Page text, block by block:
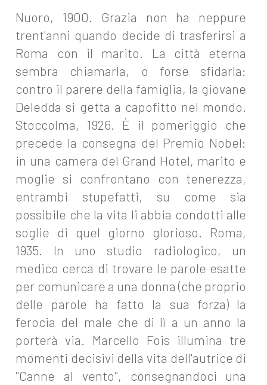
Nuoro, 1900. Grazia non ha neppure
trent'anni quando decide di trasferirsi a
Roma con il marito. La città eterna
sembra chiamarla, o forse sfidarla:
contro il parere della famiglia, la giovane
Deledda si getta a capofitto nel mondo.
Stoccolma, 1926. È il pomeriggio che
precede la consegna del Premio Nobel:
in una camera del Grand Hotel, marito e
moglie si confrontano con tenerezza,
entrambi stupefatti, su come sia
possibile che la vita li abbia condotti alle
soglie di quel giorno glorioso. Roma,
1935. In uno studio radiologico, un
medico cerca di trovare le parole esatte
per comunicare a una donna (che proprio
delle parole ha fatto la sua forza) la
ferocia del male che di lì a un anno la
porterà via. Marcello Fois illumina tre
momenti decisivi della vita dell'autrice di
"Canne al vento", consegnandoci una